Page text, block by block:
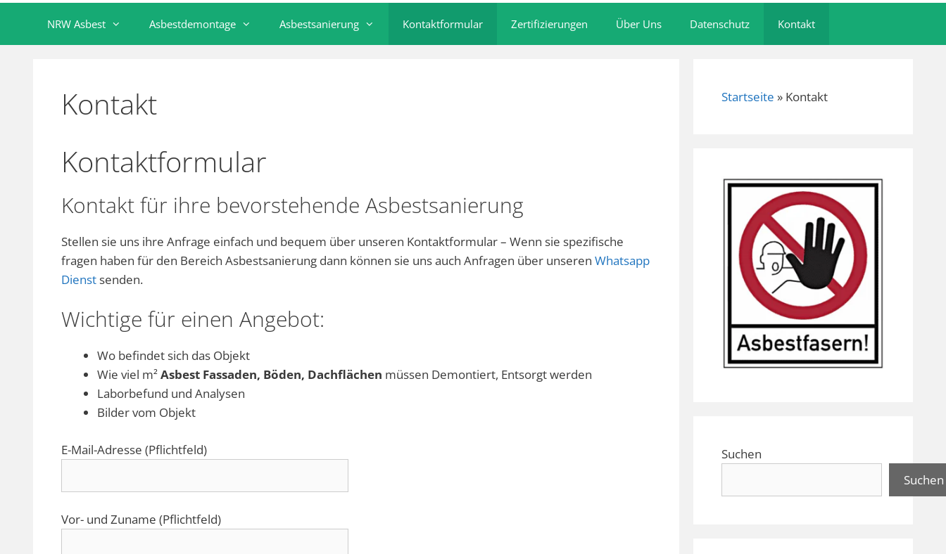
NRW Asbest Asbestdemontage Asbestsanierung Kontaktformular Zertifizierungen Über Uns Datenschutz Kontakt
Kontakt
Kontaktformular
Kontakt für ihre bevorstehende Asbestsanierung
Stellen sie uns ihre Anfrage einfach und bequem über unseren Kontaktformular – Wenn sie spezifische
fragen haben für den Bereich Asbestsanierung dann können sie uns auch Anfragen über unseren Whatsapp
Dienst senden.
Wichtige für einen Angebot:
Wo befindet sich das Objekt
Wie viel m²Asbest Fassaden, Böden, Dachflächen müssen Demontiert, Entsorgt werden
Laborbefund und Analysen
Bilder vom Objekt
E-Mail-Adresse (Pflichtfeld)
Vor- und Zuname (Pflichtfeld)
Startseite » Kontakt
Suchen
Suchen